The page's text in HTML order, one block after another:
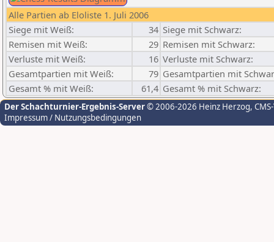
Alle Partien ab Eloliste 1. Juli 2006
Siege mit Weiß:
34 Siege mit Schwarz:
Remisen mit Weiß:
29 Remisen mit Schwarz:
Verluste mit Weiß:
16 Verluste mit Schwarz:
Gesamtpartien mit Weiß:
79 Gesamtpartien mit
Gesamt % mit Weiß:
61,4 Gesamt % mit Schwarz:
Der Schachturnier-Ergebnis-Server© 2006-2026 Heinz Herzog,
Impressum / Nutzungsbedingungen